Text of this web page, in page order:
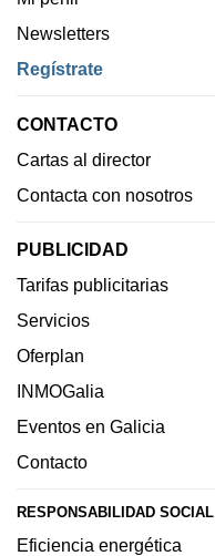
Newsletters
Regístrate
CONTACTO
Cartas al director
Contacta con nosotros
PUBLICIDAD
Tarifas publicitarias
Servicios
Oferplan
INMOGalia
Eventos en Galicia
Contacto
RESPONSABILIDAD SOCIAL
Eficiencia energética